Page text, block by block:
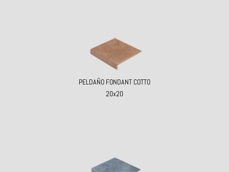
PELDAÑO FONDANT COTTO
20x20